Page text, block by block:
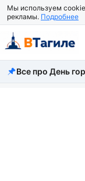
Мы используем cookie
рекламы. Подробнее
Все новости
Все про День